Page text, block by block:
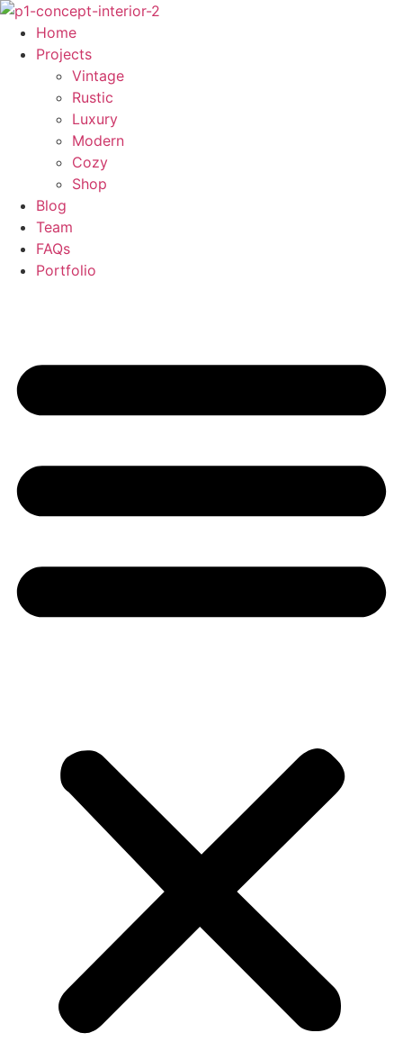
Skip
content
Home
Projects
Vintage
Rustic
Luxury
Modern
Cozy
Shop
Blog
Team
FAQs
Portfolio